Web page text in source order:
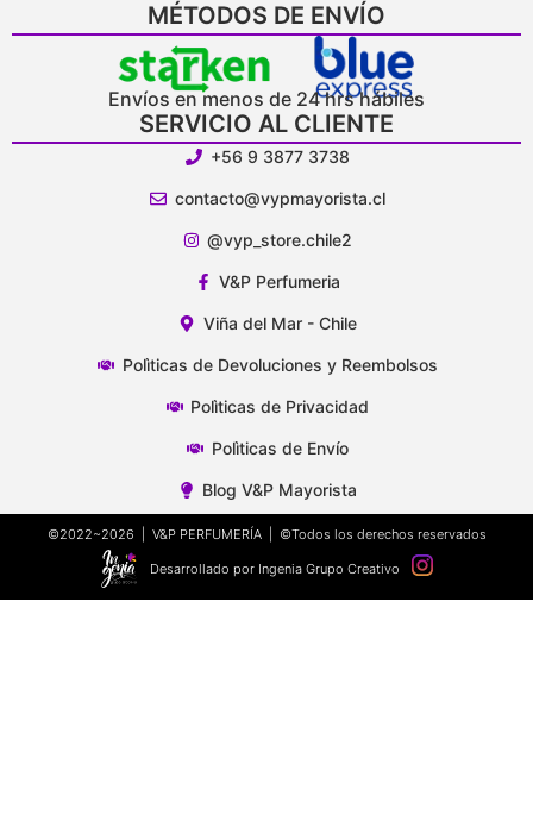
MÉTODOS DE ENVÍO
Envíos en menos de 24 hrs hábiles
SERVICIO AL CLIENTE
+56 9 3877 3738
contacto@vypmayorista.cl
@vyp_store.chile2
V&P Perfumeria
Viña del Mar - Chile
Polìticas de Devoluciones y Reembolsos
Polìticas de Privacidad
Polìticas de Envío
Blog V&P Mayorista
©2022~2026 | V&P PERFUMERÍA | ©Todos los derechos reservados
Desarrollado por Ingenia Grupo Creativo